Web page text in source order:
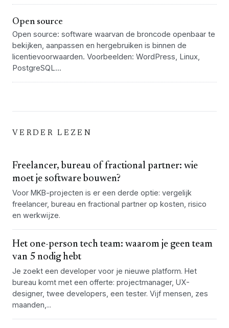
Open source
Open source: software waarvan de broncode openbaar te
bekijken, aanpassen en hergebruiken is binnen de
licentievoorwaarden. Voorbeelden: WordPress, Linux,
PostgreSQL...
VERDER LEZEN
Freelancer, bureau of fractional partner: wie
moet je software bouwen?
Voor MKB-projecten is er een derde optie: vergelijk
freelancer, bureau en fractional partner op kosten, risico
en werkwijze.
Het one-person tech team: waarom je geen team
van 5 nodig hebt
Je zoekt een developer voor je nieuwe platform. Het
bureau komt met een offerte: projectmanager, UX-
designer, twee developers, een tester. Vijf mensen, zes
maanden,...